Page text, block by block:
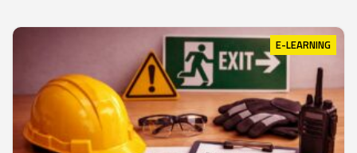
E-LEARNING